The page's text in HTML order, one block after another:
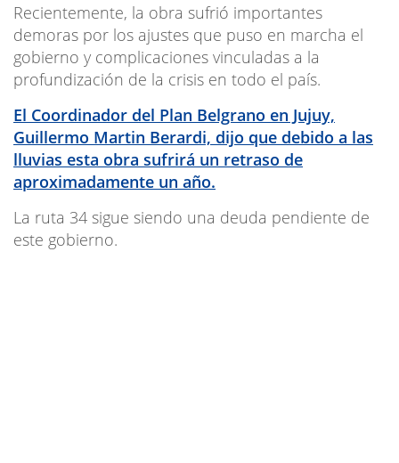
Recientemente, la obra sufrió importantes
demoras por los ajustes que puso en marcha el
gobierno y complicaciones vinculadas a la
profundización de la crisis en todo el país.
El Coordinador del Plan Belgrano en Jujuy,
Guillermo Martin Berardi, dijo que debido a las
lluvias esta obra sufrirá un retraso de
aproximadamente un año.
La ruta 34 sigue siendo una deuda pendiente de
este gobierno.